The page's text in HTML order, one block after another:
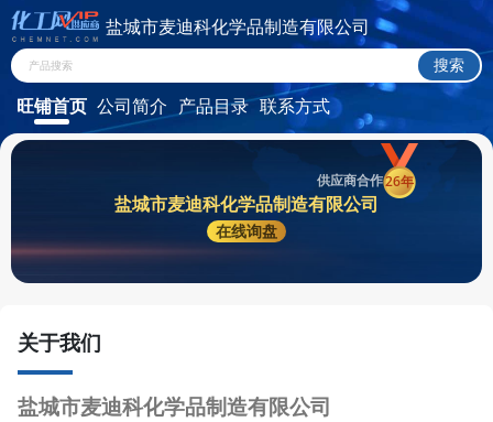
盐城市麦迪科化学品制造有限公司
旺铺首页 公司简介 产品目录 联系方式
盐城市麦迪科化学品制造有限公司
在线询盘
供应商合作26年
关于我们
盐城市麦迪科化学品制造有限公司